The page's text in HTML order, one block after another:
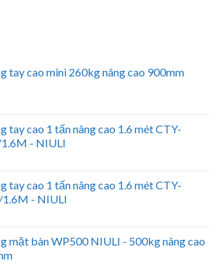
tay cao mini 260kg nâng cao 900mm
tay cao 1 tấn nâng cao 1.6 mét CTY-
- NIULI
tay cao 1 tấn nâng cao 1.6 mét CTY-
- NIULI
mặt bàn WP500 NIULI - 500kg nâng cao